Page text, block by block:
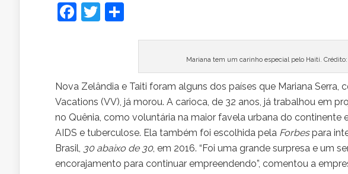
Facebook
Twitter
Mariana tem um carinho especial pelo Haiti.
Nova Zelândia e Taiti foram alguns dos países que Mariana
Vacations (VV), já morou. A carioca, de 32 anos, já trabalhou em
no Quênia, como voluntária na maior favela urbana do
AIDS e tuberculose. Ela também foi escolhida pela Forbespara
Brasil, 30 abaixo de 30, em 2016. “Foi uma grande surpresa e um
encorajamento para continuar empreendendo”, comentou a